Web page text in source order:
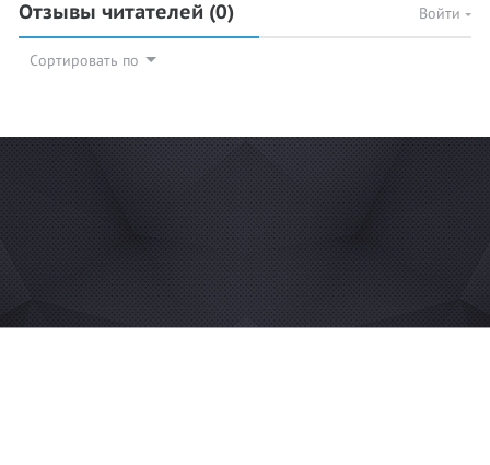
Отзывы читателей (0) Войти
Сортировать по